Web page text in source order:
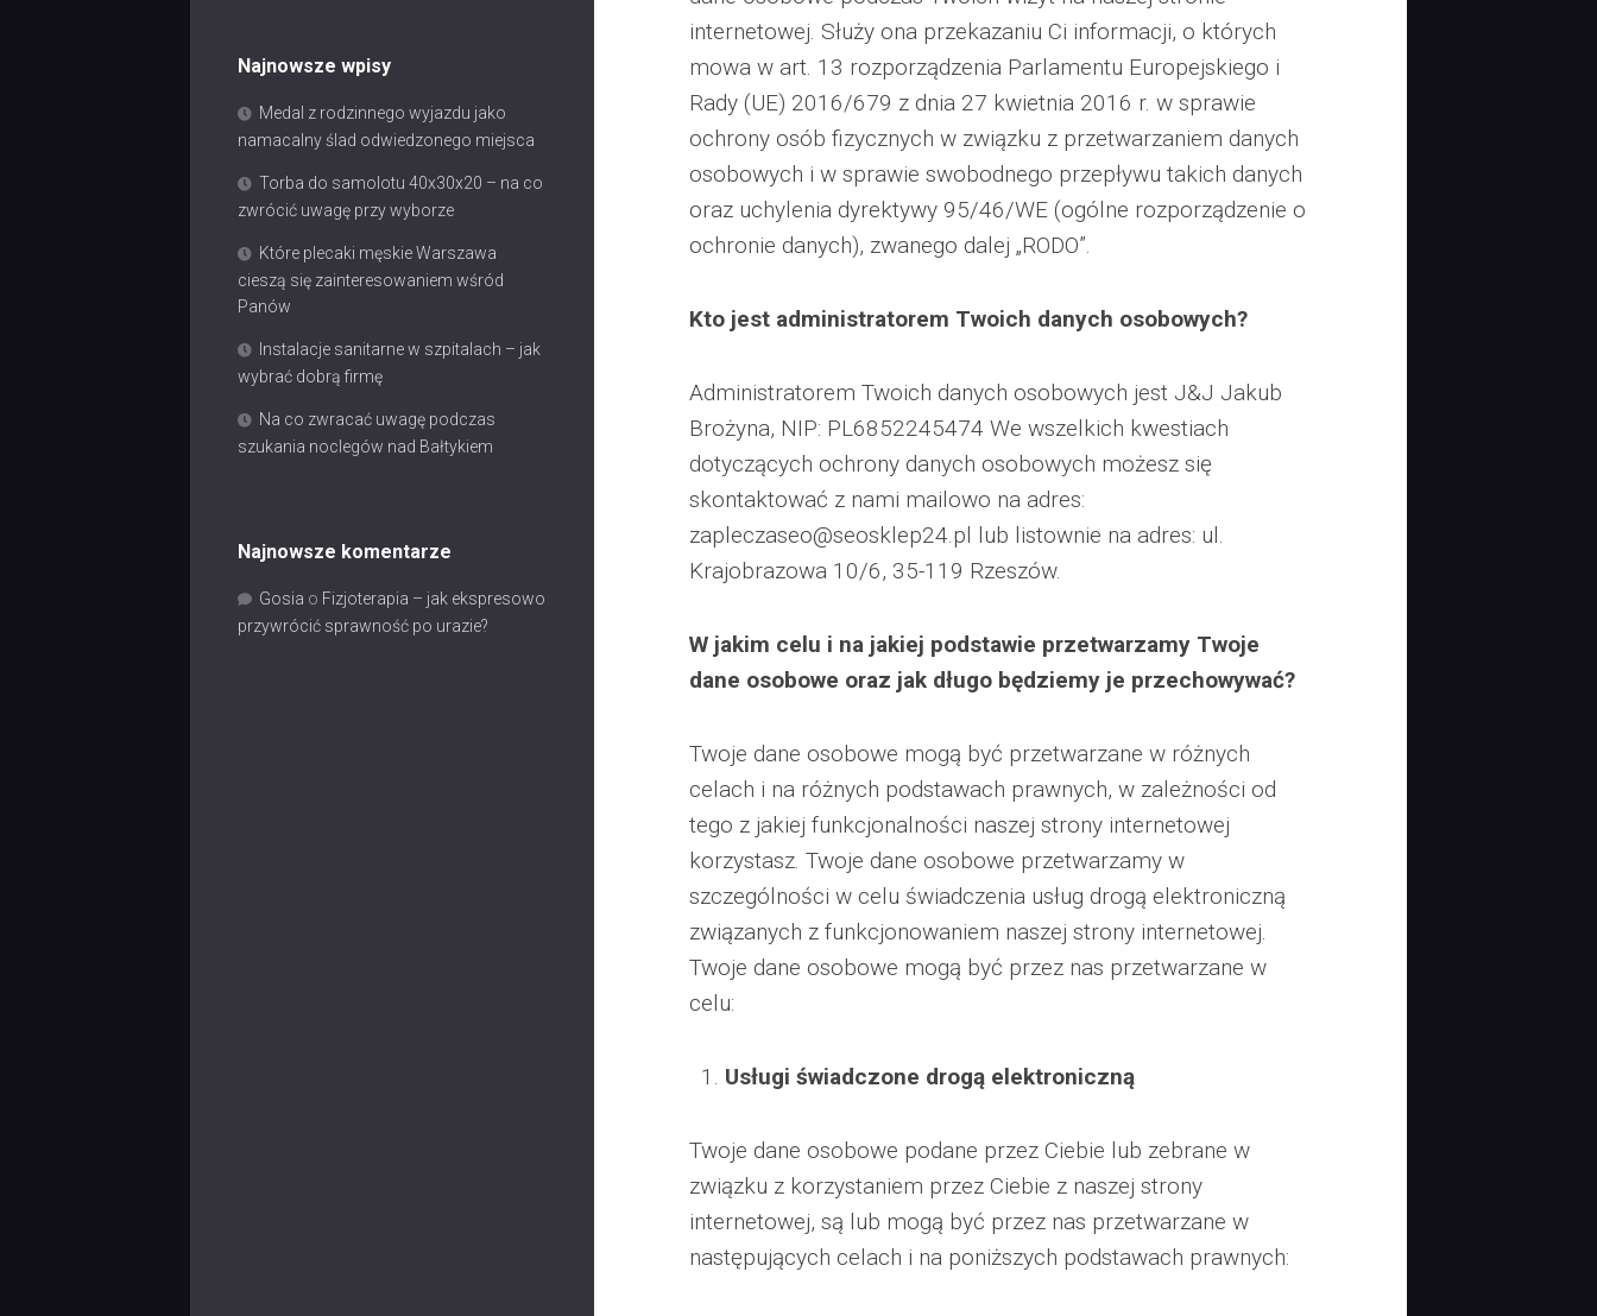
Najnowsze wpisy
Medal z rodzinnego wyjazdu jako
namacalny ślad odwiedzonego miejsca
Torba do samolotu 40x30x20 – na co
zwrócić uwagę przy wyborze
Które plecaki męskie Warszawa
cieszą się zainteresowaniem wśród
Panów
Instalacje sanitarne w szpitalach – jak
wybrać dobrą firmę
Na co zwracać uwagę podczas
szukania noclegów nad Bałtykiem
Najnowsze komentarze
Gosia o Fizjoterapia – jak ekspresowo
przywrócić sprawność po urazie?
internetowej. Służy ona przekazaniu Ci informacji, o których
mowa w art. 13 rozporządzenia Parlamentu Europejskiego i
Rady (UE) 2016/679 z dnia 27 kwietnia 2016 r. w sprawie
ochrony osób fizycznych w związku z przetwarzaniem danych
osobowych i w sprawie swobodnego przepływu takich danych
oraz uchylenia dyrektywy 95/46/WE (ogólne rozporządzenie o
ochronie danych), zwanego dalej „RODO”.
Kto jest administratorem Twoich danych osobowych?
Administratorem Twoich danych osobowych jest J&J Jakub
Brożyna, NIP: PL6852245474 We wszelkich kwestiach
dotyczących ochrony danych osobowych możesz się
skontaktować z nami mailowo na adres:
zapleczaseo@seosklep24.pl lub listownie na adres: ul.
Krajobrazowa 10/6, 35-119 Rzeszów.
W jakim celu i na jakiej podstawie przetwarzamy Twoje
dane osobowe oraz jak długo będziemy je przechowywać?
Twoje dane osobowe mogą być przetwarzane w różnych
celach i na różnych podstawach prawnych, w zależności od
tego z jakiej funkcjonalności naszej strony internetowej
korzystasz. Twoje dane osobowe przetwarzamy w
szczególności w celu świadczenia usług drogą elektroniczną
związanych z funkcjonowaniem naszej strony internetowej.
Twoje dane osobowe mogą być przez nas przetwarzane w
celu:
Usługi świadczone drogą elektroniczną
Twoje dane osobowe podane przez Ciebie lub zebrane w
związku z korzystaniem przez Ciebie z naszej strony
internetowej, są lub mogą być przez nas przetwarzane w
następujących celach i na poniższych podstawach prawnych: